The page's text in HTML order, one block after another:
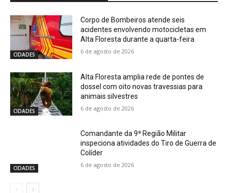
CIDADES
Corpo de Bombeiros atende seis
acidentes envolvendo motocicletas em
Alta Floresta durante a quarta-feira
6 de agosto de 2026
CIDADES
Alta Floresta amplia rede de pontes de
dossel com oito novas travessias para
animais silvestres
6 de agosto de 2026
CIDADES
Comandante da 9ª Região Militar
inspeciona atividades do Tiro de Guerra de
Colíder
6 de agosto de 2026